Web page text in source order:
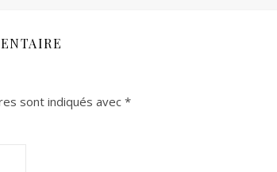
sont indiqués avec*